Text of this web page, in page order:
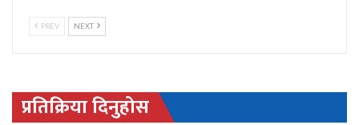
PREV NEXT
प्रतिक्रिया दिनुहोस